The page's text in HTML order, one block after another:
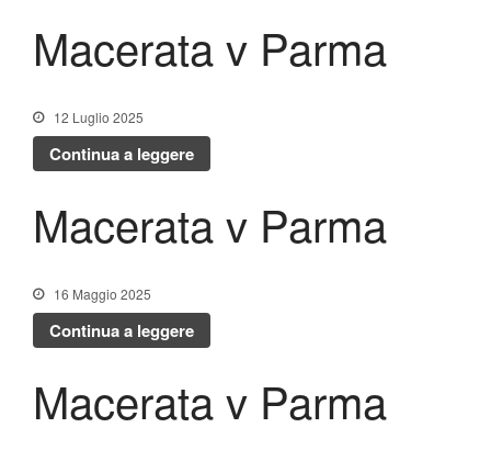
Macerata v Parma
12 Luglio 2025
Continua a leggere
Macerata v Parma
16 Maggio 2025
Continua a leggere
Macerata v Parma